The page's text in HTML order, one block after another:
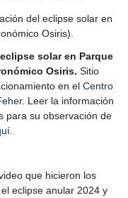
del eclipse solar en
Osiris).
solar en Parque
Osiris. Sitio
en el Centro
. Leer la información
para su observación de
.
que hicieron los
eclipse anular 2024 y